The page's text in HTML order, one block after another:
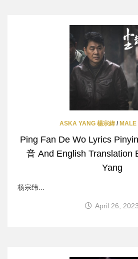
ASKA YANG 楊宗緯/ MALE
Ping Fan De Wo Lyrics
音 And English Translation
Yang
杨宗纬...
April 26, 2023